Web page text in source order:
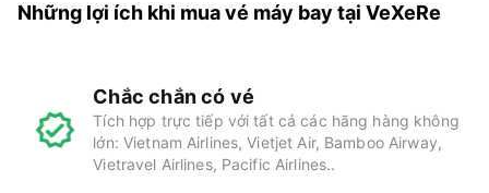
Những lợi ích khi mua vé máy bay tại VeXeRe
Chắc chắn có vé
Tích hợp trực tiếp với tất cả các hãng hàng không
lớn: Vietnam Airlines, Vietjet Air, Bamboo Airway,
Vietravel Airlines, Pacific Airlines..